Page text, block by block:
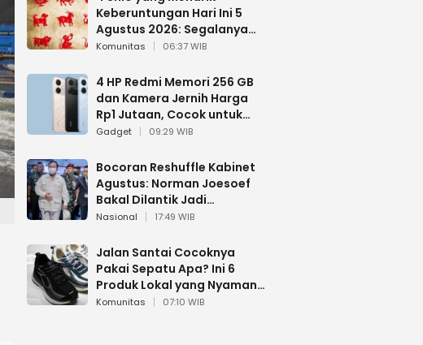
Keberuntungan Hari Ini 5
Agustus 2026: Segalanya
Berjalan Lancar
Komunitas 06:37 WIB
4 HP Redmi Memori 256 GB
dan Kamera Jernih Harga
Rp1 Jutaan, Cocok untuk
Multitasking
Gadget 09:29 WIB
Bocoran Reshuffle Kabinet
Agustus: Norman Joesoef
Bakal Dilantik Jadi
Wamenhan RI
Nasional 17:49 WIB
Jalan Santai Cocoknya
Pakai Sepatu Apa? Ini 6
Produk Lokal yang Nyaman
Buat 17 Agustusan
Komunitas 07:10 WIB